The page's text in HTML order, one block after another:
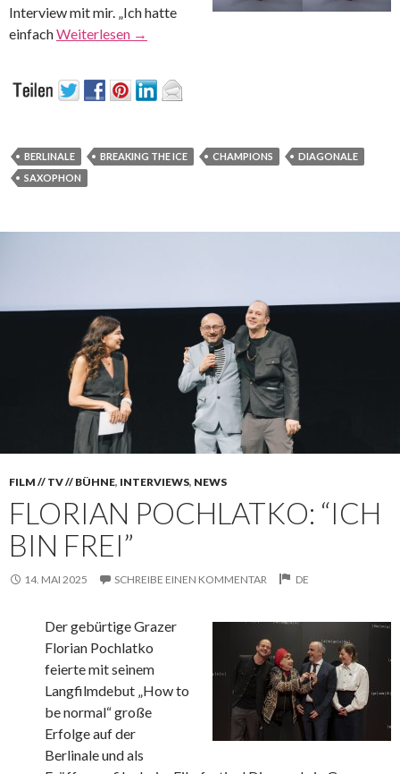
Interview mit mir. „Ich hatte
einfachWeiterlesen →
BERLINALE BREAKING THE ICE CHAMPIONS
DIAGONALE
SAXOPHON
FILM // TV // BÜHNE, INTERVIEWS, NEWS
FLORIAN POCHLATKO: “ICH
BIN FREI”
14. MAI 2025 SCHREIBE EINEN KOMMENTAR DE
Der gebürtige Grazer
Florian Pochlatko
feierte mit seinem
Langfilmdebut „How to
be normal“ große
Erfolge auf der
Berlinale und als